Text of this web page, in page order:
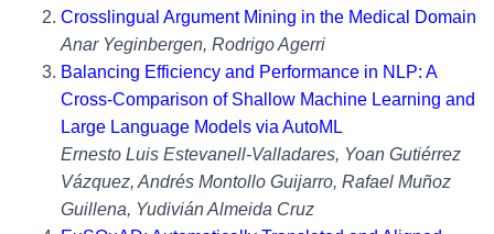
Crosslingual Argument Mining in the Medical Domain
Anar Yeginbergen, Rodrigo Agerri
Balancing Efficiency and Performance in NLP: A
Cross-Comparison of Shallow Machine Learning and
Large Language Models via AutoML
Ernesto Luis Estevanell-Valladares, Yoan Gutiérrez
Vázquez, Andrés Montollo Guijarro, Rafael Muñoz
Guillena, Yudivián Almeida Cruz